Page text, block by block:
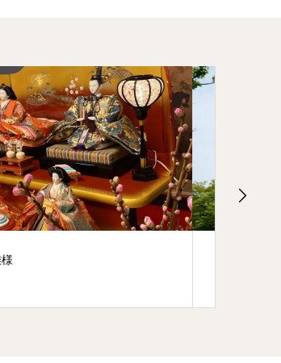
西国三十三所成相寺 京都丹後宿泊の